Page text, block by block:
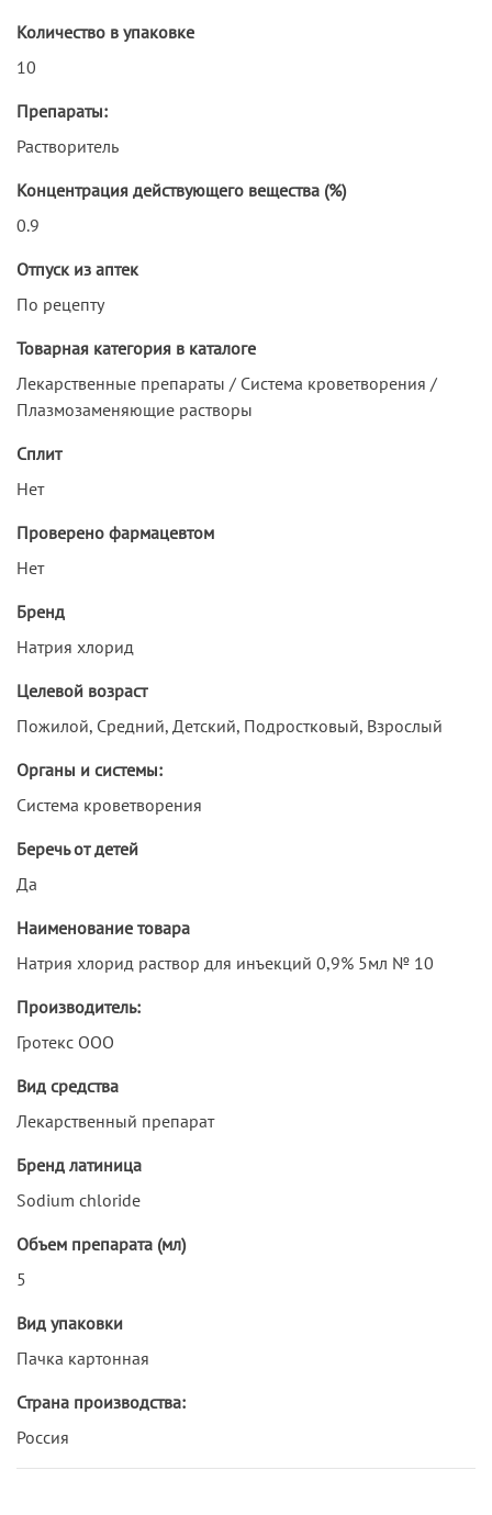
Количество в упаковке
10
Препараты:
Растворитель
Концентрация действующего вещества (%)
0.9
Отпуск из аптек
По рецепту
Товарная категория в каталоге
Лекарственные препараты / Система кроветворения /
Плазмозаменяющие растворы
Сплит
Нет
Проверено фармацевтом
Нет
Бренд
Натрия хлорид
Целевой возраст
Пожилой, Средний, Детский, Подростковый, Взрослый
Органы и системы:
Система кроветворения
Беречь от детей
Да
Наименование товара
Натрия хлорид раствор для инъекций 0,9% 5мл № 10
Производитель:
Гротекс ООО
Вид средства
Лекарственный препарат
Бренд латиница
Sodium chloride
Объем препарата (мл)
5
Вид упаковки
Пачка картонная
Страна производства:
Россия